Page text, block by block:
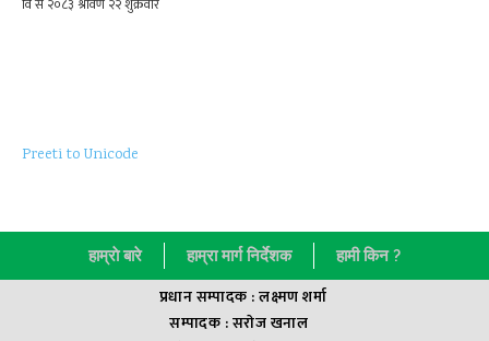
Preeti to Unicode
हाम्राे बारे हाम्रा मार्ग निर्देशक हामी किन ?
प्रधान सम्पादक : लक्ष्मण शर्मा
सम्पादक : सराेज खनाल